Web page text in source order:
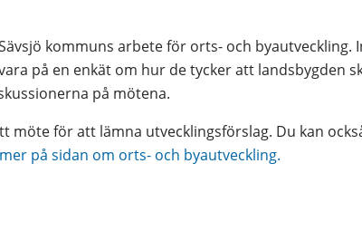
kommuns arbete för orts- och byautveckling.
på en enkät om hur de tycker att landsbygden
på mötena.
möte för att lämna utvecklingsförslag. Du kan
på sidan om orts- och byautveckling.